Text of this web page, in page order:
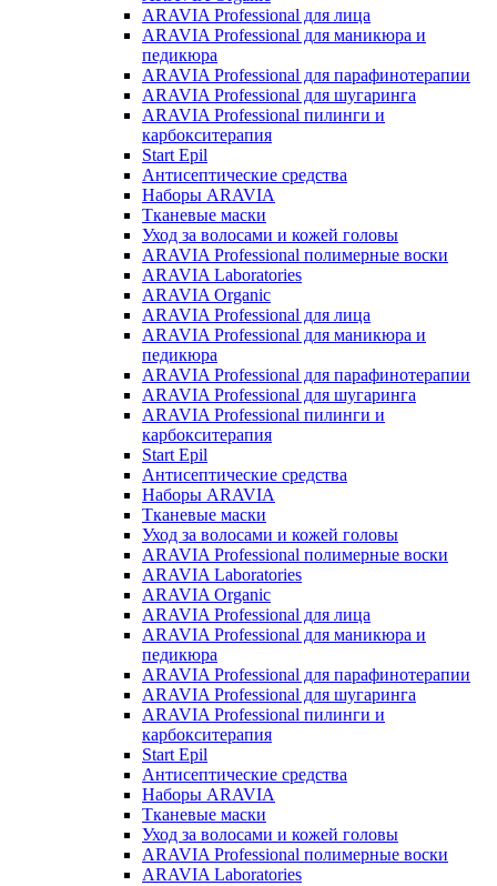
ARAVIA Professional для лица
ARAVIA Professional для маникюра и
педикюра
ARAVIA Professional для парафинотерапии
ARAVIA Professional для шугаринга
ARAVIA Professional пилинги и
карбокситерапия
Start Epil
Антисептические средства
Наборы ARAVIA
Тканевые маски
Уход за волосами и кожей головы
ARAVIA Professional полимерные воски
ARAVIA Laboratories
ARAVIA Organic
ARAVIA Professional для лица
ARAVIA Professional для маникюра и
педикюра
ARAVIA Professional для парафинотерапии
ARAVIA Professional для шугаринга
ARAVIA Professional пилинги и
карбокситерапия
Start Epil
Антисептические средства
Наборы ARAVIA
Тканевые маски
Уход за волосами и кожей головы
ARAVIA Professional полимерные воски
ARAVIA Laboratories
ARAVIA Organic
ARAVIA Professional для лица
ARAVIA Professional для маникюра и
педикюра
ARAVIA Professional для парафинотерапии
ARAVIA Professional для шугаринга
ARAVIA Professional пилинги и
карбокситерапия
Start Epil
Антисептические средства
Наборы ARAVIA
Тканевые маски
Уход за волосами и кожей головы
ARAVIA Professional полимерные воски
ARAVIA Laboratories